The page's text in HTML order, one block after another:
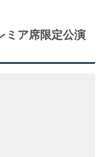
ア席限定公演